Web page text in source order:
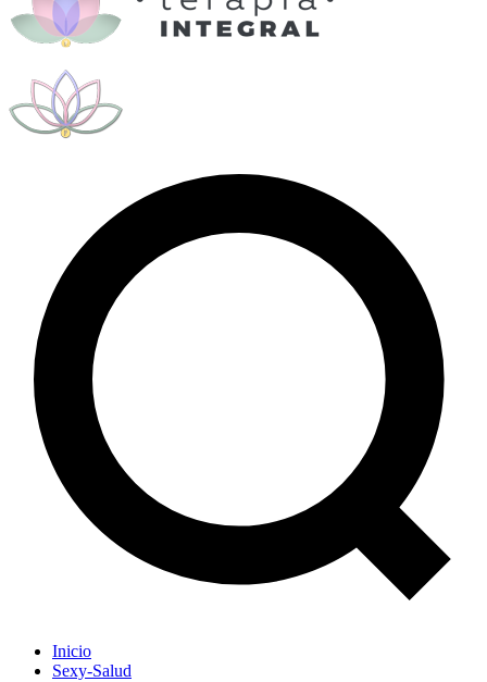
Inicio
Sexy-Salud